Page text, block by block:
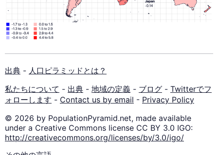
出典 - 人口ピラミッドとは？
私たちについて - 出典 - 地域の定義 - ブログ - Twitterでフ
ォローします - Contact us by email - Privacy Policy
© 2026 by PopulationPyramid.net, made available
under a Creative Commons license CC BY 3.0 IGO:
http://creativecommons.org/licenses/by/3.0/igo/